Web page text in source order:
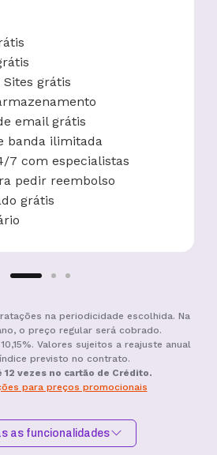
grátis
email grátis
banda ilimitada
7 com especialistas
pedir reembolso
grátis
na periodicidade escolhida. Na
o preço regular será cobrado.
Valores sujeitos a reajuste anual
previsto no contrato.
12 vezes no cartão de Crédito.
para preços promocionais
as funcionalidades